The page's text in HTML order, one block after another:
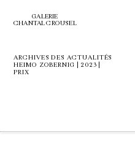
GALERIE
CHANTAL CROUSEL
ARCHIVES DES ACTUALITÉS
HEIMO ZOBERNIG | 2023 |
PRIX